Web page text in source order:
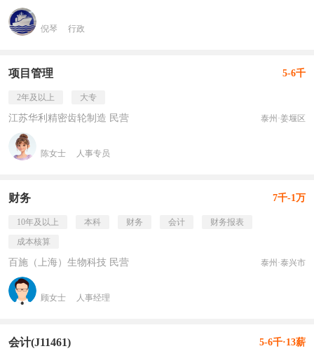
倪琴 行政
项目管理 5-6千
2年及以上 大专
江苏华利精密齿轮制造 民营 泰州·姜堰区
陈女士 人事专员
财务 7千-1万
10年及以上 本科 财务 会计
财务报表
成本核算
百施（上海）生物科技 民营 泰州·泰兴市
顾女士 人事经理
会计(J11461) 5-6千·13薪